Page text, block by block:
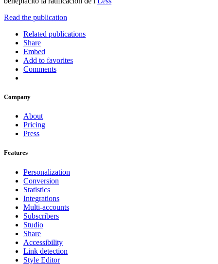
Read the publication
Related publications
Share
Embed
Add to favorites
Comments
Company
About
Pricing
Press
Features
Personalization
Conversion
Statistics
Integrations
Multi-accounts
Subscribers
Studio
Share
Accessibility
Link detection
Style Editor